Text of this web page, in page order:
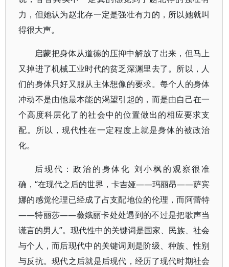
力，但她认为赵北存一定是强壮有力的，所以她就叫
得很大声。
启蒙把身体从道德的压抑中解放了出来，但马上
又掉进了机械工业时代的贫乏深渊里去了。所以，人
们的身体只好又服从主体想像的要求。每个人的身体
冲动不是由他最本能的渴望引起的，而是由自己在一
个高度科层化了的社会中的位置做出的相应要求支
配。所以，现代性在一定程度上就是身体的被政治
化。
后现代：政治的身体化 刘小枫的观察很准
确，“在现代之后的世界，卡吉娅——玛丽昂——萨宾
娜的感觉伦理已经成了占支配地位的伦理，而阿蕾特
——特丽莎——薇娥丽卡处处遇到的不过是把歌声当
谎言的男人”。现代性中的关键词是国家、民族、社会
与个人，而后现代中的关键词则是阶级、种族、性别
与反抗。现代之后就是后现代，经历了现代时期社会